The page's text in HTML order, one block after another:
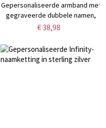
Gepersonaliseerde armband met
gegraveerde dubbele namen,
armband met aangepast patroon
verjaardags-/Vaderdag-/
voor
stellen/echtgenoot/vrienden
€ 38,98